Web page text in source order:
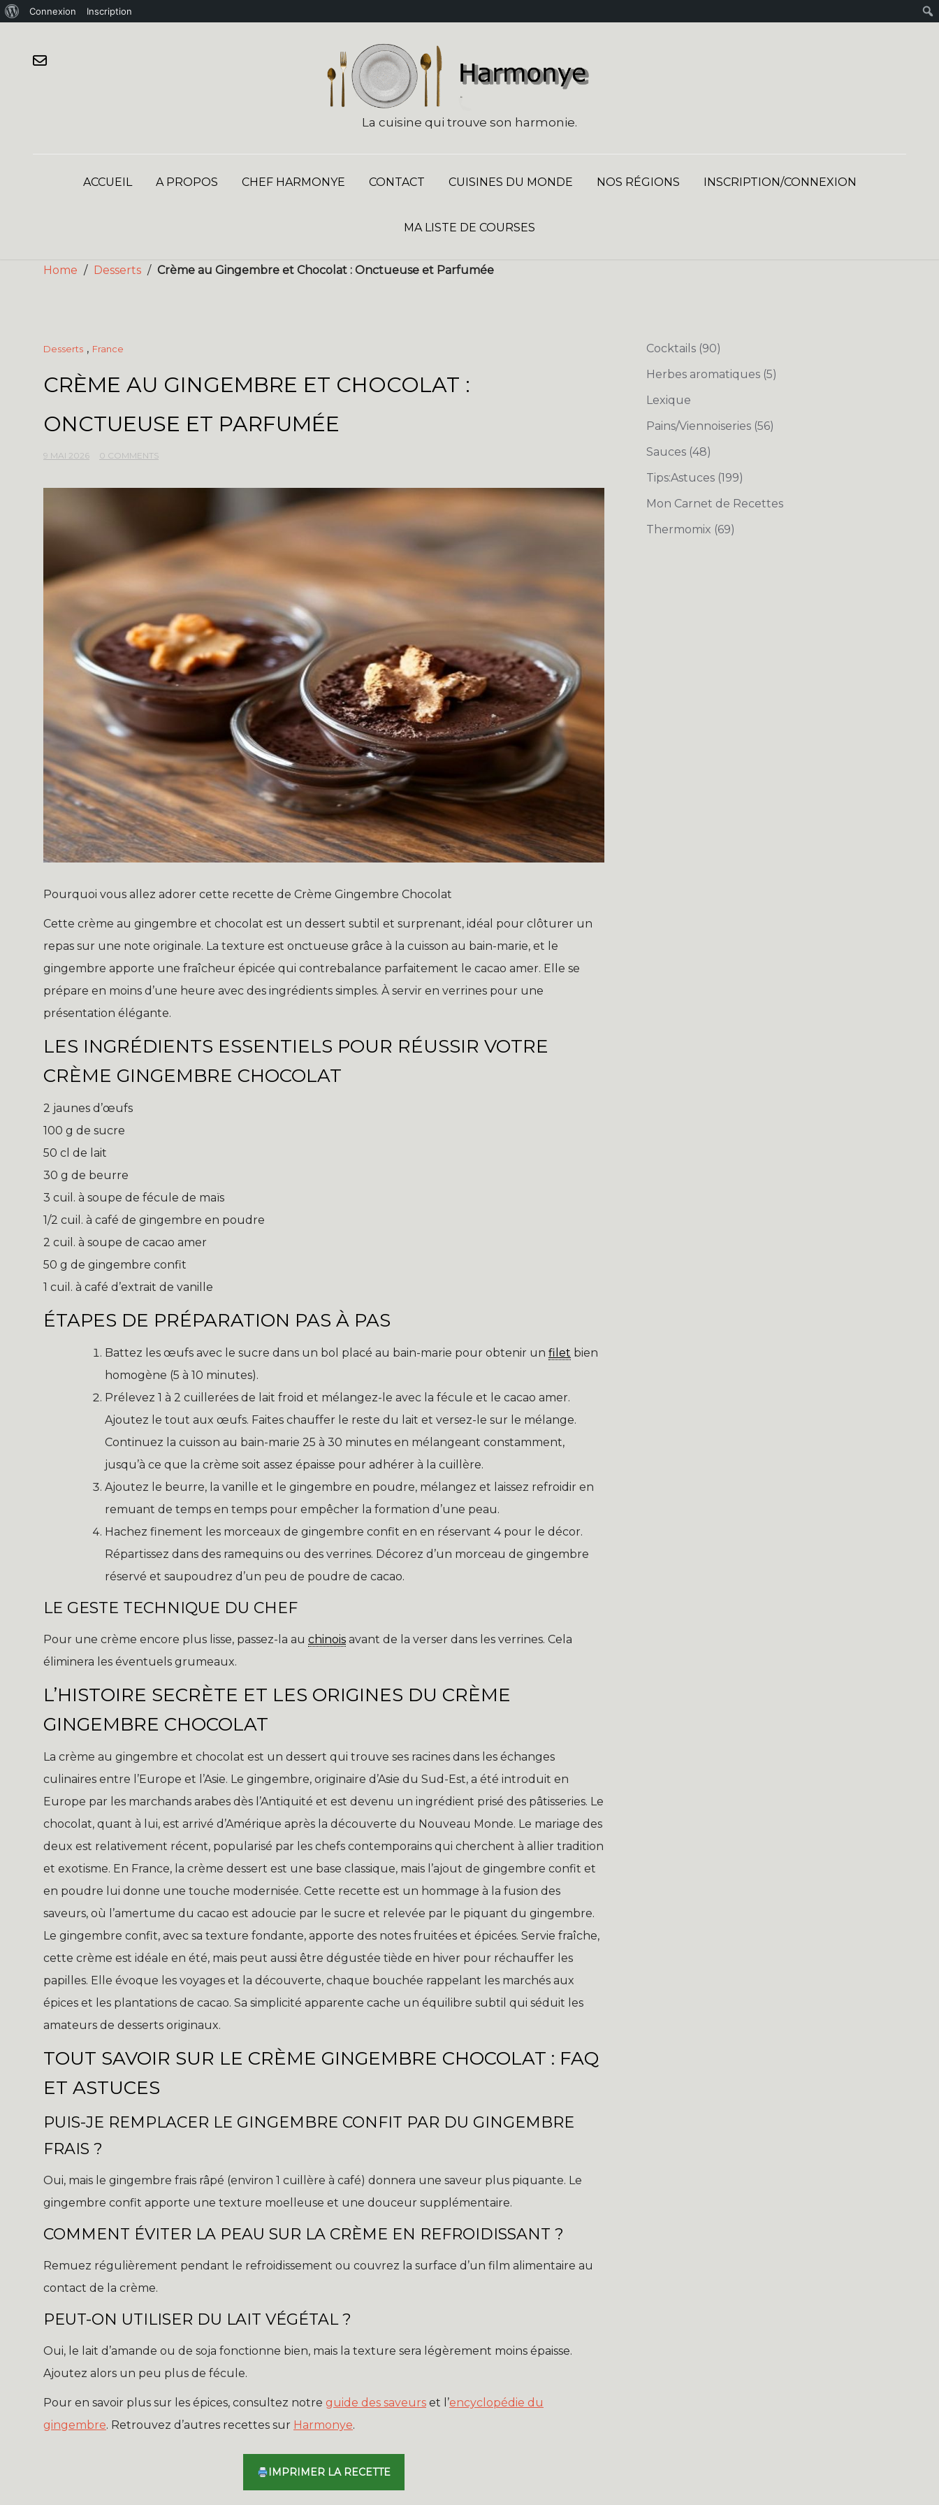
Connexion Inscription
La cuisine qui trouve son harmonie.
ACCUEIL A PROPOS CHEF HARMONYE CONTACT CUISINES DU MONDE NOS RÉGIONS INSCRIPTION/CONNEXION
MA LISTE DE COURSES
Home / Desserts / Crème au Gingembre et Chocolat : Onctueuse et Parfumée
Desserts , France
CRÈME AU GINGEMBRE ET CHOCOLAT :
ONCTUEUSE ET PARFUMÉE
9 MAI 2026 0 COMMENTS
Pourquoi vous allez adorer cette recette de Crème Gingembre Chocolat
Cette crème au gingembre et chocolat est un dessert subtil et surprenant, idéal pour clôturer un
repas sur une note originale. La texture est onctueuse grâce à la cuisson au bain-marie, et le
gingembre apporte une fraîcheur épicée qui contrebalance parfaitement le cacao amer. Elle se
prépare en moins d’une heure avec des ingrédients simples. À servir en verrines pour une
présentation élégante.
LES INGRÉDIENTS ESSENTIELS POUR RÉUSSIR VOTRE
CRÈME GINGEMBRE CHOCOLAT
2 jaunes d’œufs
100 g de sucre
50 cl de lait
30 g de beurre
3 cuil. à soupe de fécule de maïs
1/2 cuil. à café de gingembre en poudre
2 cuil. à soupe de cacao amer
50 g de gingembre confit
1 cuil. à café d’extrait de vanille
ÉTAPES DE PRÉPARATION PAS À PAS
Battez les œufs avec le sucre dans un bol placé au bain-marie pour obtenir un filet bien
homogène (5 à 10 minutes).
Prélevez 1 à 2 cuillerées de lait froid et mélangez-le avec la fécule et le cacao amer.
Ajoutez le tout aux œufs. Faites chauffer le reste du lait et versez-le sur le mélange.
Continuez la cuisson au bain-marie 25 à 30 minutes en mélangeant constamment,
jusqu’à ce que la crème soit assez épaisse pour adhérer à la cuillère.
Ajoutez le beurre, la vanille et le gingembre en poudre, mélangez et laissez refroidir en
remuant de temps en temps pour empêcher la formation d’une peau.
Hachez finement les morceaux de gingembre confit en en réservant 4 pour le décor.
Répartissez dans des ramequins ou des verrines. Décorez d’un morceau de gingembre
réservé et saupoudrez d’un peu de poudre de cacao.
LE GESTE TECHNIQUE DU CHEF
Pour une crème encore plus lisse, passez-la au chinois avant de la verser dans les verrines. Cela
éliminera les éventuels grumeaux.
L’HISTOIRE SECRÈTE ET LES ORIGINES DU CRÈME
GINGEMBRE CHOCOLAT
La crème au gingembre et chocolat est un dessert qui trouve ses racines dans les échanges
culinaires entre l’Europe et l’Asie. Le gingembre, originaire d’Asie du Sud-Est, a été introduit en
Europe par les marchands arabes dès l’Antiquité et est devenu un ingrédient prisé des pâtisseries. Le
chocolat, quant à lui, est arrivé d’Amérique après la découverte du Nouveau Monde. Le mariage des
deux est relativement récent, popularisé par les chefs contemporains qui cherchent à allier tradition
et exotisme. En France, la crème dessert est une base classique, mais l’ajout de gingembre confit et
en poudre lui donne une touche modernisée. Cette recette est un hommage à la fusion des
saveurs, où l’amertume du cacao est adoucie par le sucre et relevée par le piquant du gingembre.
Le gingembre confit, avec sa texture fondante, apporte des notes fruitées et épicées. Servie fraîche,
cette crème est idéale en été, mais peut aussi être dégustée tiède en hiver pour réchauffer les
papilles. Elle évoque les voyages et la découverte, chaque bouchée rappelant les marchés aux
épices et les plantations de cacao. Sa simplicité apparente cache un équilibre subtil qui séduit les
amateurs de desserts originaux.
TOUT SAVOIR SUR LE CRÈME GINGEMBRE CHOCOLAT : FAQ
ET ASTUCES
PUIS-JE REMPLACER LE GINGEMBRE CONFIT PAR DU GINGEMBRE
FRAIS ?
Oui, mais le gingembre frais râpé (environ 1 cuillère à café) donnera une saveur plus piquante. Le
gingembre confit apporte une texture moelleuse et une douceur supplémentaire.
COMMENT ÉVITER LA PEAU SUR LA CRÈME EN REFROIDISSANT ?
Remuez régulièrement pendant le refroidissement ou couvrez la surface d’un film alimentaire au
contact de la crème.
PEUT-ON UTILISER DU LAIT VÉGÉTAL ?
Oui, le lait d’amande ou de soja fonctionne bien, mais la texture sera légèrement moins épaisse.
Ajoutez alors un peu plus de fécule.
Pour en savoir plus sur les épices, consultez notre guide des saveurs et l’encyclopédie du
gingembre. Retrouvez d’autres recettes sur Harmonye.
IMPRIMER LA RECETTE
Cocktails (90)
Herbes aromatiques (5)
Lexique
Pains/Viennoiseries (56)
Sauces (48)
Tips:Astuces (199)
Mon Carnet de Recettes
Thermomix (69)